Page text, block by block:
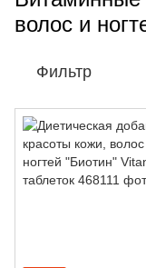
волос и
Фильтр